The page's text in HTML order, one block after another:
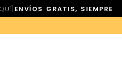
| ENVÍOS GRATIS, SIEMPRE